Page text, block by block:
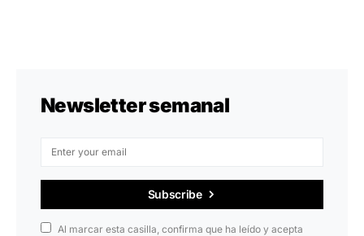
Newsletter semanal
Subscribe
Al marcar esta casilla, confirma que ha leído y acepta